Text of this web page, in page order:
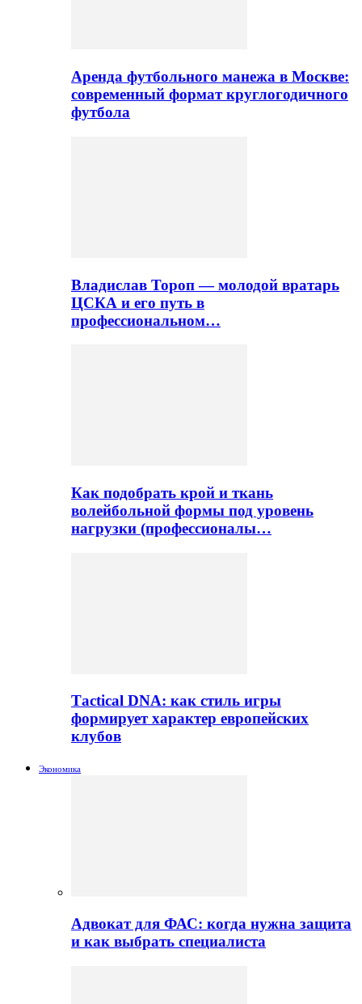
Аренда футбольного манежа в Москве:
современный формат круглогодичного
футбола
Владислав Тороп — молодой вратарь
ЦСКА и его путь в
профессиональном…
Как подобрать крой и ткань
волейбольной формы под уровень
нагрузки (профессионалы…
Тactical DNA: как стиль игры
формирует характер европейских
клубов
Экономика
Адвокат для ФАС: когда нужна защита
и как выбрать специалиста